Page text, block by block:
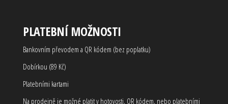
PLATEBNÍ MOŽNOSTI
Bankovním převodem a QR kódem (bez poplatku)
Dobírkou (89 Kč)
Platebními kartami
Na prodejně je možné platit v hotovosti, QR kódem, nebo platebními